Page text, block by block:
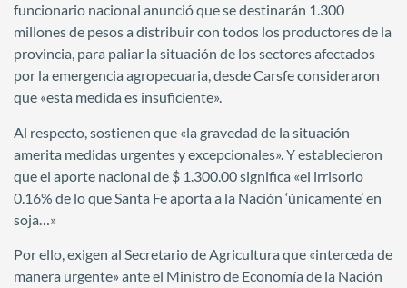
funcionario nacional anunció que se destinarán 1.300
millones de pesos a distribuir con todos los productores de la
provincia, para paliar la situación de los sectores afectados
por la emergencia agropecuaria, desde Carsfe consideraron
que «esta medida es insuficiente».
Al respecto, sostienen que «la gravedad de la situación
amerita medidas urgentes y excepcionales». Y establecieron
que el aporte nacional de $ 1.300.00 significa «el irrisorio
0.16% de lo que Santa Fe aporta a la Nación ‘únicamente’ en
soja…»
Por ello, exigen al Secretario de Agricultura que «interceda de
manera urgente» ante el Ministro de Economía de la Nación